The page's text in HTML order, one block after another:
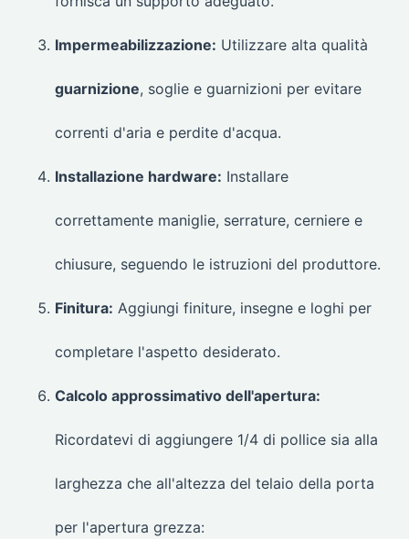
Impermeabilizzazione: Utilizzare alta qualità
guarnizione, soglie e guarnizioni per evitare
correnti d'aria e perdite d'acqua.
Installazione hardware: Installare
correttamente maniglie, serrature, cerniere e
chiusure, seguendo le istruzioni del produttore.
Finitura: Aggiungi finiture, insegne e loghi per
completare l'aspetto desiderato.
Calcolo approssimativo dell'apertura:
Ricordatevi di aggiungere 1/4 di pollice sia alla
larghezza che all'altezza del telaio della porta
per l'apertura grezza: